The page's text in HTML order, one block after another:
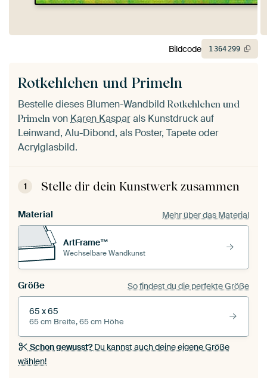
Rotkehlchen und Primeln
Bestelle dieses Blumen-Wandbild Rotkehlchen und
Primeln vonKaren Kasparals Kunstdruck auf
Leinwand, Alu-Dibond, als Poster, Tapete oder
Acrylglasbild.
1 Stelle dir dein Kunstwerk zusammen
Material Mehr über das Material
ArtFrame™
Wechselbare Wandkunst
Größe So findest du die perfekte Größe
65 x 65
65 cm Breite, 65 cm Höhe
Schon gewusst?Du kannst auch deine eigene Größe
wählen!
Bildcode 1364299